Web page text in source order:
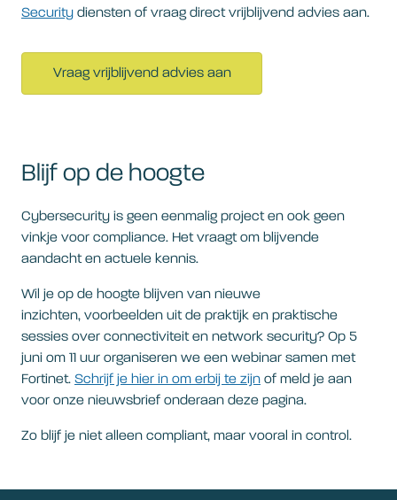
Security diensten of vraag direct vrijblijvend advies aan.
Vraag vrijblijvend advies aan
Blijf op de hoogte
Cybersecurity is geen eenmalig project en ook geen
vinkje voor compliance. Het vraagt om blijvende
aandacht en actuele kennis.
Wil je op de hoogte blijven van nieuwe
inzichten, voorbeelden uit de praktijk en praktische
sessies over connectiviteit en network security? Op 5
juni om 11 uur organiseren we een webinar samen met
Fortinet. Schrijf je hier in om erbij te zijn of meld je aan
voor onze nieuwsbrief onderaan deze pagina.
Zo blijf je niet alleen compliant, maar vooral in control.